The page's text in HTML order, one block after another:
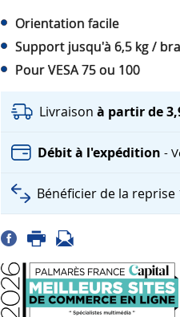
Orientation facile
Support jusqu'à 6,5 kg /
Pour VESA 75 ou 100
Livraisonà partir de
Débit à l'expédition-
Bénéficier de la reprise